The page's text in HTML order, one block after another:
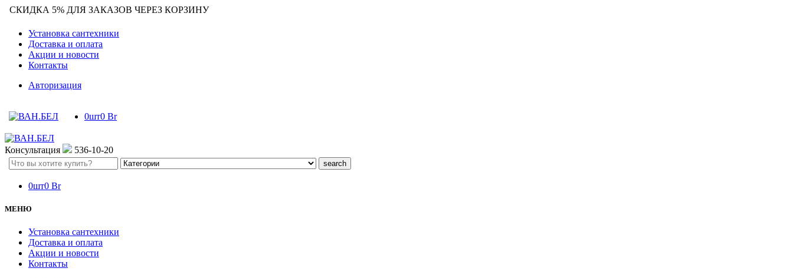
СКИДКА 5% ДЛЯ ЗАКАЗОВ ЧЕРЕЗ КОРЗИНУ
Установка сантехники
Доставка и оплата
Акции и новости
Контакты
Авторизация
0шт0 Br
Консультация
536-10-20
Search
here
0шт0 Br
МЕНЮ
Установка сантехники
Доставка и оплата
Акции и новости
Контакты